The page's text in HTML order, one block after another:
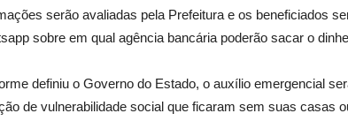
serão avaliadas pela Prefeitura e os beneficiados
sobre em qual agência bancária poderão sacar o
definiu o Governo do Estado, o auxílio emergencial
de vulnerabilidade social que ficaram sem suas casas